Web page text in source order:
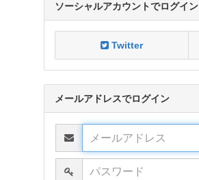
ソーシャルアカウントでログイン
Twitter
メールアドレスでログイン
メールアドレス
パスワード